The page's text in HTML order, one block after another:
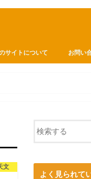
サイトについて お問い
文
よく見られて